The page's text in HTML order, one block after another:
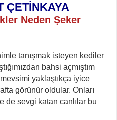
ÇETİNKAYA
Neden Şeker
tanışmak isteyen kediler
bahsi açmıştım
yaklaştıkça iyice
görünür oldular. Onları
de sevgi katan canlılar bu